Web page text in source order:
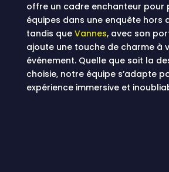
offre un cadre enchanteur pour
équipes dans une enquête hors
tandis que Vannes, avec son
ajoute une touche de charme à
événement. Quelle que soit la
choisie, notre équipe s’adapte
expérience immersive et